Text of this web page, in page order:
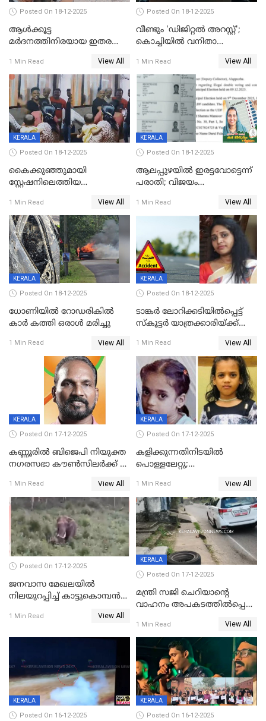
Posted On 18-12-2025
ആൾക്കൂട്ട
മർദനത്തിനിരയായ ഇതര
നടുക്കുന്ന സംഭവം
വാളയാറിൽ
1 Min Read View All
Posted On 18-12-2025
വീണ്ടും 'ഡിജിറ്റല്‍ അറസ്റ്റ്';
കൊച്ചിയില്‍ വനിതാ
കോടി രൂപ
1 Min Read View All
KERALA
Posted On 18-12-2025
കൈക്കുഞ്ഞുമായി
സ്റ്റേഷനിലെത്തിയ
കരണത്തടിച്ചു; CC ടിവി
ദൃശ്യങ്ങൾ പുറത്ത്
1 Min Read View All
KERALA
Posted On 18-12-2025
ആലപ്പുഴയിൽ ഇരട്ടവോട്ടെന്ന്
പരാതി; വിജയം
വാർഡിലെ എൽഡിഎഫ്
സ്ഥാനാർത്ഥി
1 Min Read View All
KERALA
Posted On 18-12-2025
ധോണിയിൽ റോഡരികിൽ
കാർ കത്തി ഒരാൾ മരിച്ചു
1 Min Read View All
KERALA
Posted On 18-12-2025
ടാങ്കർ ലോറിക്കടിയിൽപ്പെട്ട്
സ്കൂട്ടർ യാത്രക്കാരിയ്ക്ക്
കണ്ടോത്ത് ദേശീയ പാതയിൽ
1 Min Read View All
KERALA
Posted On 17-12-2025
കണ്ണൂരിൽ ബിജെപി നിയുക്ത
നഗരസഭാ കൗൺസിലർക്ക് 36
1 Min Read View All
KERALA
Posted On 17-12-2025
കളിക്കുന്നതിനിടയിൽ
പൊള്ളലേറ്റു;
ക്ലാസ് വിദ്യാർത്ഥിനി മരിച്ചു
1 Min Read View All
Posted On 17-12-2025
ജനവാസ മേഖലയില്‍
നിലയുറപ്പിച്ച് കാട്ടുകൊമ്പന്‍
1 Min Read View All
KERALA
Posted On 17-12-2025
മന്ത്രി സജി ചെറിയാന്റെ
വാഹനം അപകടത്തിൽപ്പെട്ടു;
രക്ഷപ്പെട്ടത് തലനാരിടയ്ക്ക്
1 Min Read View All
KERALA
Posted On 16-12-2025
KERALA
Posted On 16-12-2025